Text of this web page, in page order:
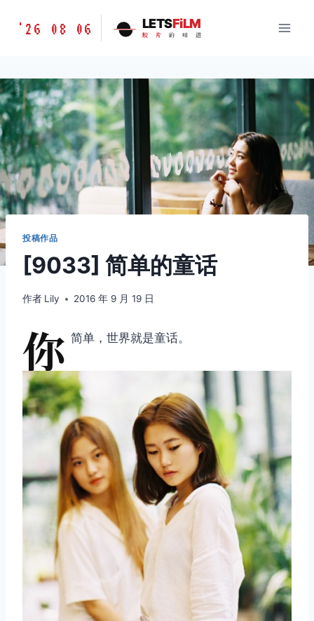
胶
味
道
LETSFILM
'26 08 06 LETSFiLM
胶 片 的 味 道
投稿作品
[9033] 简单的童话
作者 Lily 2016 年 9 月 19 日
你 简单，世界就是童话。